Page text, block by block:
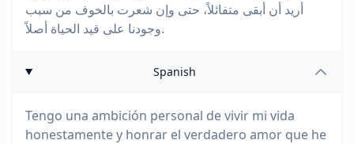
أريد أن أبقى متفائلاً، حتى وإن شعرت بالخوف من سبب
وجودنا على قيد الحياة أصلاً.
Spanish
Tengo una ambición personal de vivir mi vida
honestamente y honrar el verdadero amor que he